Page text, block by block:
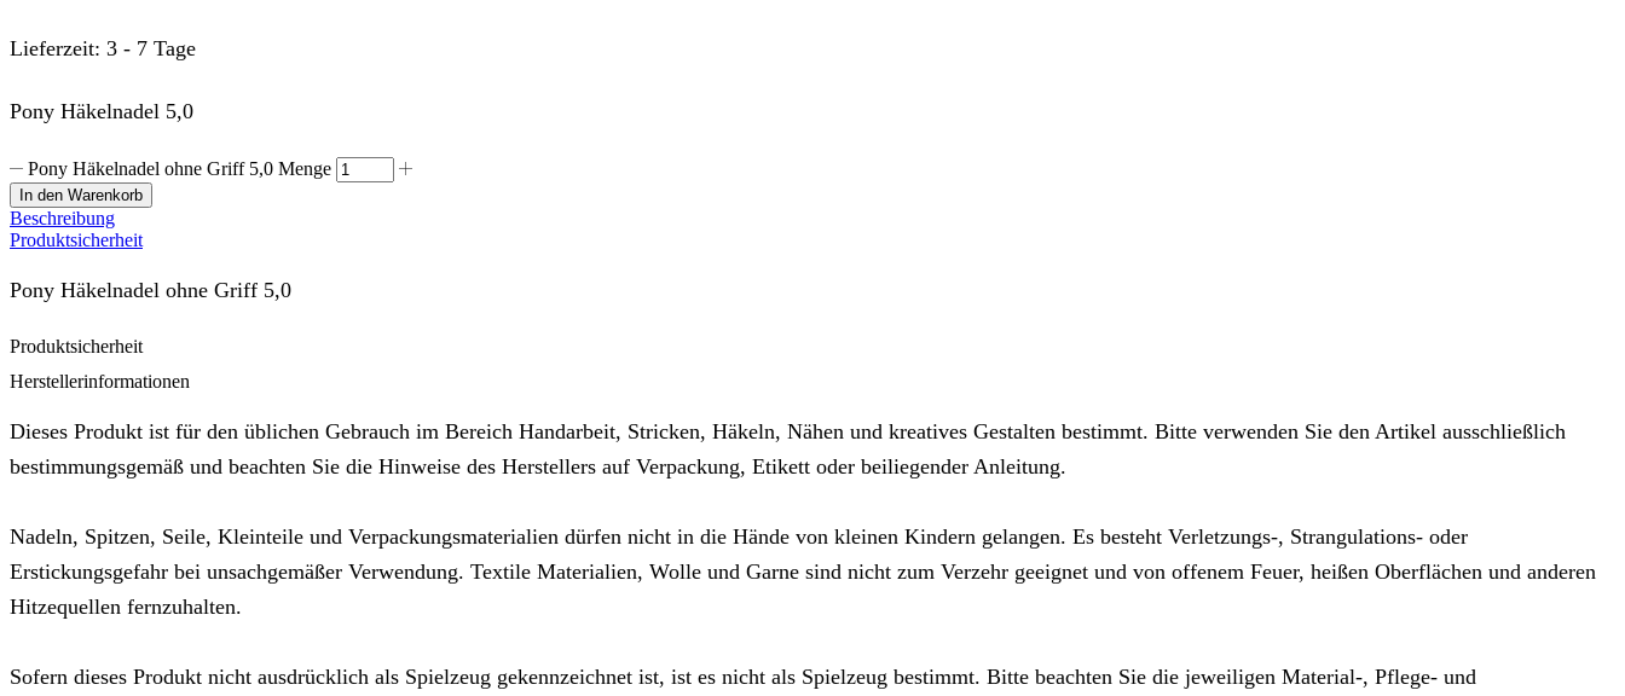
Lieferzeit: 3 - 7 Tage
Pony Häkelnadel 5,0
Pony Häkelnadel ohne Griff 5,0 Menge
In den Warenkorb
Beschreibung
Produktsicherheit
Pony Häkelnadel ohne Griff 5,0
Produktsicherheit
Herstellerinformationen
Dieses Produkt ist für den üblichen Gebrauch im Bereich Handarbeit, Stricken, Häkeln, Nähen und kreatives Gestalten bestimmt. Bitte verwenden Sie den Artikel ausschließlich
bestimmungsgemäß und beachten Sie die Hinweise des Herstellers auf Verpackung, Etikett oder beiliegender Anleitung.
Nadeln, Spitzen, Seile, Kleinteile und Verpackungsmaterialien dürfen nicht in die Hände von kleinen Kindern gelangen. Es besteht Verletzungs-, Strangulations- oder
Erstickungsgefahr bei unsachgemäßer Verwendung. Textile Materialien, Wolle und Garne sind nicht zum Verzehr geeignet und von offenem Feuer, heißen Oberflächen und anderen
Hitzequellen fernzuhalten.
Sofern dieses Produkt nicht ausdrücklich als Spielzeug gekennzeichnet ist, ist es nicht als Spielzeug bestimmt. Bitte beachten Sie die jeweiligen Material-, Pflege- und